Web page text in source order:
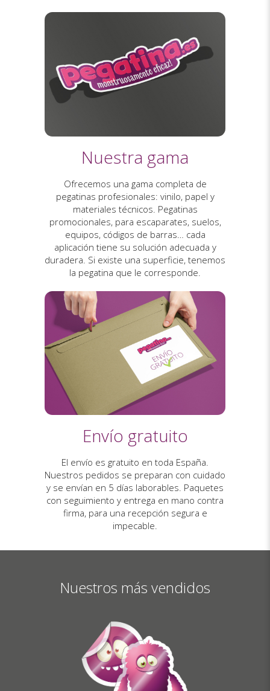
Nuestra gama
Ofrecemos una gama completa de
pegatinas profesionales: vinilo, papel y
materiales técnicos. Pegatinas
promocionales, para escaparates, suelos,
equipos, códigos de barras… cada
aplicación tiene su solución adecuada y
duradera. Si existe una superficie, tenemos
la pegatina que le corresponde.
Envío gratuito
El envío es gratuito en toda España.
Nuestros pedidos se preparan con cuidado
y se envían en 5 días laborables. Paquetes
con seguimiento y entrega en mano contra
firma, para una recepción segura e
impecable.
Nuestros más vendidos